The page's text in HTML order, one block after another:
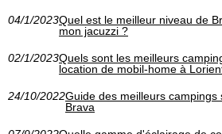
04/1/2023Quel est le meilleur niveau de
mon jacuzzi ?
02/1/2023Quels sont les meilleurs
location de mobil-home à
24/10/2022Guide des meilleurs campings
Brava